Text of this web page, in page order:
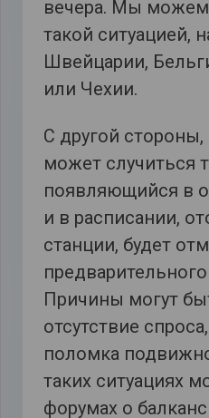
вечера. Мы можем
такой ситуацией,
Швейцарии,
или Чехии.
С другой стороны,
может случиться
появляющийся в
и в расписании,
станции, будет
Причины могут
отсутствие
поломка
таких ситуациях
форумах о